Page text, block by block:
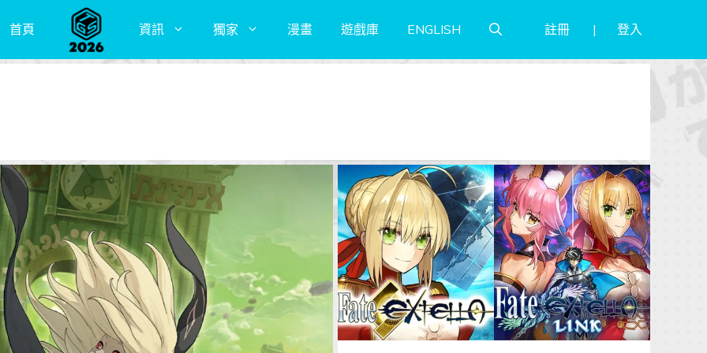
首頁 資訊 獨家 漫畫 遊戲庫 ENGLISH 註冊 登入